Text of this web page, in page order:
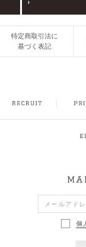
特定商取引法に
基づく表記
SITEMAP
個